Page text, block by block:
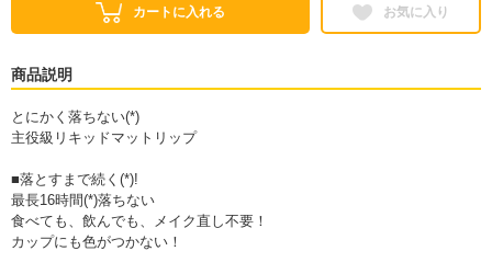
カートに入れる お気に入り
商品説明
とにかく落ちない(*)
主役級リキッドマットリップ
■落とすまで続く(*)!
最長16時間(*)落ちない
食べても、飲んでも、メイク直し不要！
カップにも色がつかない！